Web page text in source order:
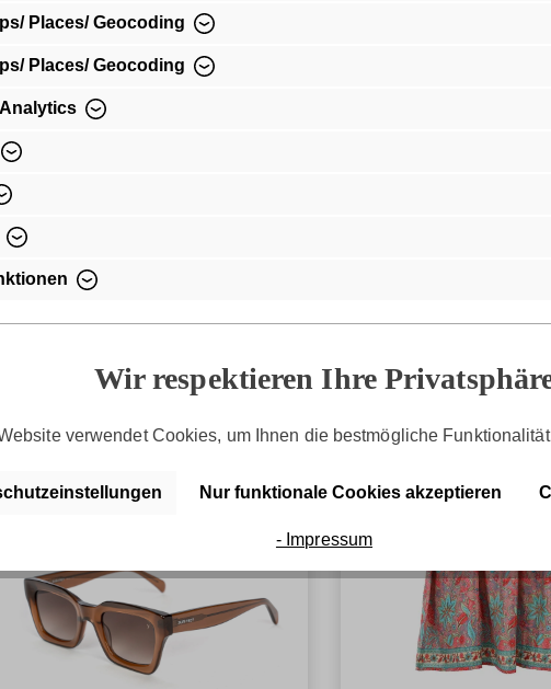
Bequem per Rechnungskauf bezahlen
Places/ Geocoding
Places/ Geocoding
Wir respektieren Ihre
verwendet Cookies, um Ihnen die bestmögliche
Nur funktionale Cookies akzeptieren
- Impressum